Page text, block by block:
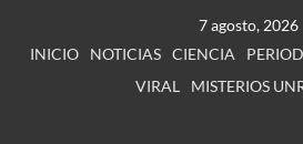
7 agosto, 2026
INICIO
NOTICIAS CIENCIA
VIRAL
MISTERIOS